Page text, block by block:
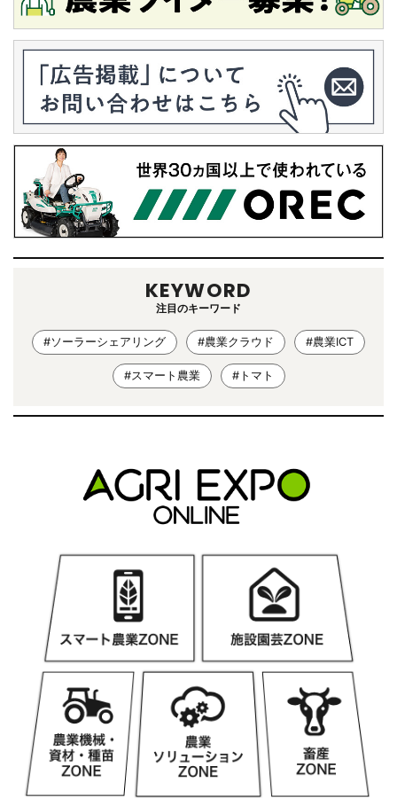
KEYWORD
注目のキーワード
#ソーラーシェアリング #農業クラウド #農業ICT
#スマート農業 #トマト